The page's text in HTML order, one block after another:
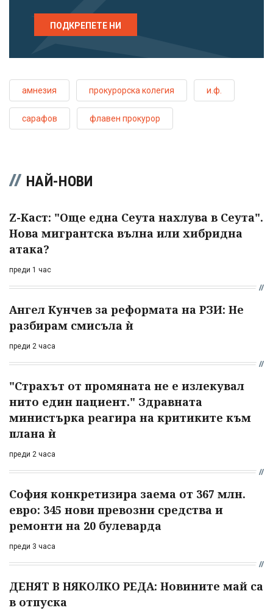
ПОДКРЕПЕТЕ НИ
амнезия прокурорска колегия и.ф.
сарафов флавен прокурор
НАЙ-НОВИ
Z-Каст: "Още една Сеута нахлува в Сеута".
Нова мигрантска вълна или хибридна
атака?
преди 1 час
Ангел Кунчев за реформата на РЗИ: Не
разбирам смисъла ѝ
преди 2 часа
"Страхът от промяната не е излекувал
нито един пациент." Здравната
министърка реагира на критиките към
плана ѝ
преди 2 часа
София конкретизира заема от 367 млн.
евро: 345 нови превозни средства и
ремонти на 20 булеварда
преди 3 часа
ДЕНЯТ В НЯКОЛКО РЕДА: Новините май са
в отпуска